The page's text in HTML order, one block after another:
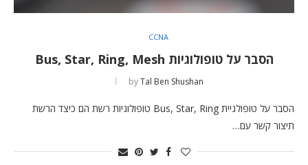
CCNA
הסבר על טופולוגיות Bus, Star, Ring, Mesh
byTal Ben Shushan
הסבר על טופולגיית Bus, Star, Ring טופולוגיות רשת הם כיצד הרשת
תיצור קשר עם…